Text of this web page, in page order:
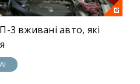
3 вживані авто, які